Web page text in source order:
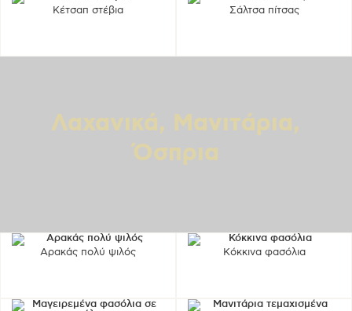
Κέτσαπ στέβια Σάλτσα πίτσας
Λαχανικά, Μανιτάρια,
Όσπρια
Αρακάς πολύ ψιλός Κόκκινα φασόλια